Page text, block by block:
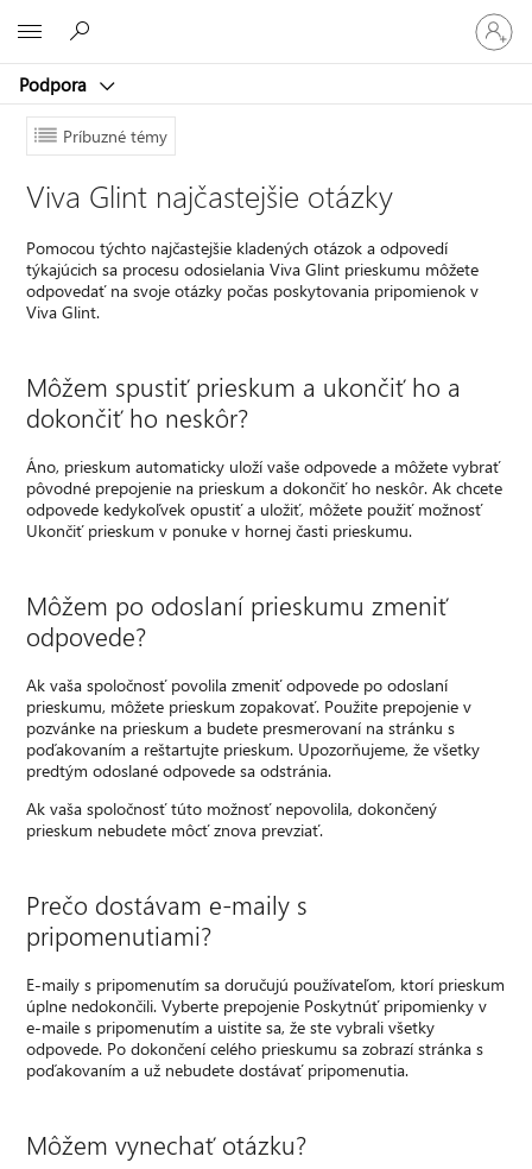
Podpora
Prihláste
sa
k
kontu
Príbuzné témy
Viva Glint najčastejšie otázky
Pomocou týchto najčastejšie kladených otázok a odpovedí
týkajúcich sa procesu odosielania Viva Glint prieskumu môžete
odpovedať na svoje otázky počas poskytovania pripomienok v
Viva Glint.
Môžem spustiť prieskum a ukončiť ho a
dokončiť ho neskôr?
Áno, prieskum automaticky uloží vaše odpovede a môžete vybrať
pôvodné prepojenie na prieskum a dokončiť ho neskôr. Ak chcete
odpovede kedykoľvek opustiť a uložiť, môžete použiť možnosť
Ukončiť prieskum v ponuke v hornej časti prieskumu.
Môžem po odoslaní prieskumu zmeniť
odpovede?
Ak vaša spoločnosť povolila zmeniť odpovede po odoslaní
prieskumu, môžete prieskum zopakovať. Použite prepojenie v
pozvánke na prieskum a budete presmerovaní na stránku s
poďakovaním a reštartujte prieskum. Upozorňujeme, že všetky
predtým odoslané odpovede sa odstránia.
Ak vaša spoločnosť túto možnosť nepovolila, dokončený
prieskum nebudete môcť znova prevziať.
Prečo dostávam e-maily s
pripomenutiami?
E-maily s pripomenutím sa doručujú používateľom, ktorí prieskum
úplne nedokončili. Vyberte prepojenie Poskytnúť pripomienky v
e-maile s pripomenutím a uistite sa, že ste vybrali všetky
odpovede. Po dokončení celého prieskumu sa zobrazí stránka s
poďakovaním a už nebudete dostávať pripomenutia.
Môžem vynechať otázku?